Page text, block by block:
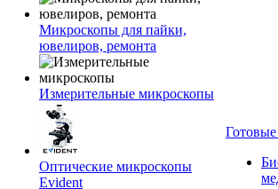
Микроскопы для пайки,
ювелиров, ремонта
Измерительные микроскопы
Оптические микроскопы
Evident